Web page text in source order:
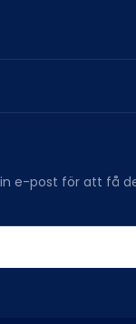
e-post för att få